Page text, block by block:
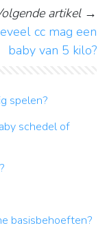
artikel→
cc mag een
baby van 5 kilo?
spelen?
schedel of
basisbehoeften?